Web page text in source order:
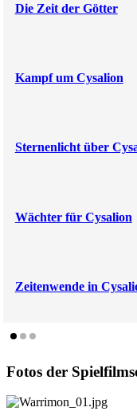
Die Zeit der Götter
Kampf um Cysalion
Sternenlicht über
Wächter für Cysalion
Zeitenwende in
Fotos der